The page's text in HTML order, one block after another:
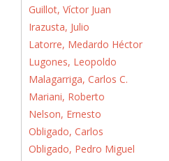
Guillot, Víctor Juan
Irazusta, Julio
Latorre, Medardo Héctor
Lugones, Leopoldo
Malagarriga, Carlos C.
Mariani, Roberto
Nelson, Ernesto
Obligado, Carlos
Obligado, Pedro Miguel